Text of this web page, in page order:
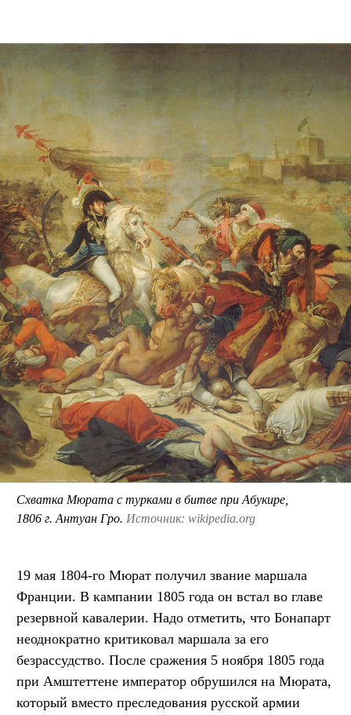
Схватка Мюрата с турками в битве при Абукире,
1806 г. Антуан Гро. Источник: wikipedia.org
19 мая 1804-го Мюрат получил звание маршала
Франции. В кампании 1805 года он встал во главе
резервной кавалерии. Надо отметить, что Бонапарт
неоднократно критиковал маршала за его
безрассудство. После сражения 5 ноября 1805 года
при Амштеттене император обрушился на Мюрата,
который вместо преследования русской армии